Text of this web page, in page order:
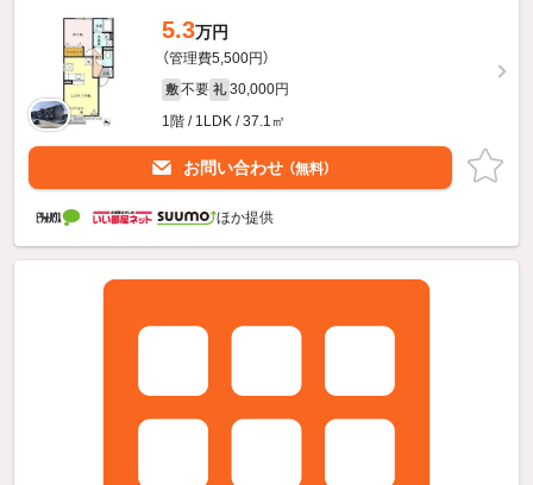
5.3万円
（管理費5,500円）
敷 不要 礼 30,000円
1階 / 1LDK / 37.1㎡
お問い合わせ （無料）
ほか提供